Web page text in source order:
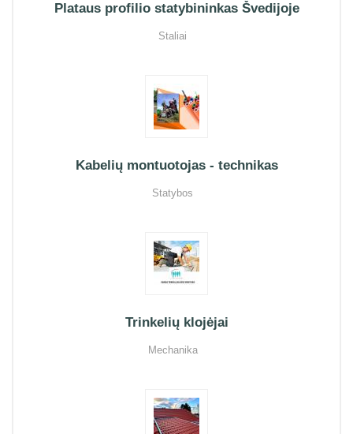
Plataus profilio statybininkas Švedijoje
Staliai
Kabelių montuotojas - technikas
Statybos
Trinkelių klojėjai
Mechanika